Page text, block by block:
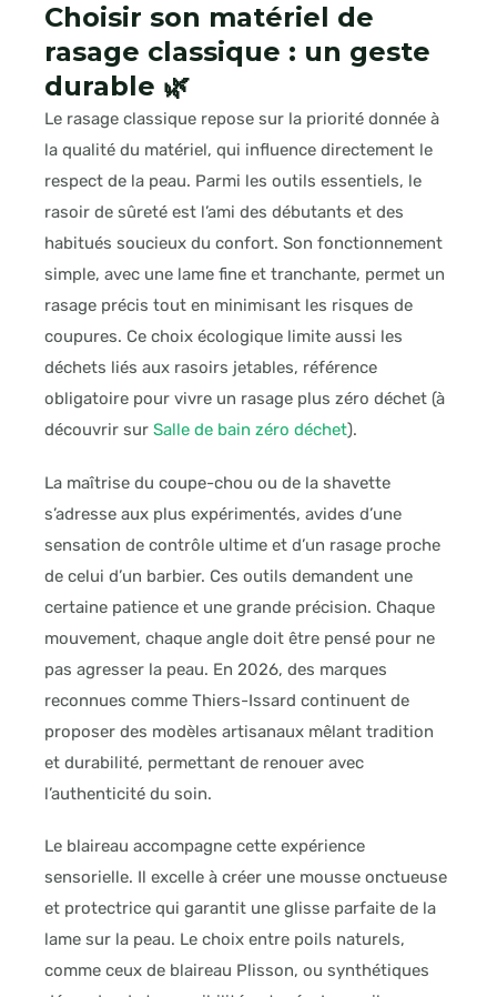
Choisir son matériel de
rasage classique : un geste
durable 🌿
Le rasage classique repose sur la priorité donnée à
la qualité du matériel, qui influence directement le
respect de la peau. Parmi les outils essentiels, le
rasoir de sûreté est l’ami des débutants et des
habitués soucieux du confort. Son fonctionnement
simple, avec une lame fine et tranchante, permet un
rasage précis tout en minimisant les risques de
coupures. Ce choix écologique limite aussi les
déchets liés aux rasoirs jetables, référence
obligatoire pour vivre un rasage plus zéro déchet (à
découvrir sur Salle de bain zéro déchet).
La maîtrise du coupe-chou ou de la shavette
s’adresse aux plus expérimentés, avides d’une
sensation de contrôle ultime et d’un rasage proche
de celui d’un barbier. Ces outils demandent une
certaine patience et une grande précision. Chaque
mouvement, chaque angle doit être pensé pour ne
pas agresser la peau. En 2026, des marques
reconnues comme Thiers-Issard continuent de
proposer des modèles artisanaux mêlant tradition
et durabilité, permettant de renouer avec
l’authenticité du soin.
Le blaireau accompagne cette expérience
sensorielle. Il excelle à créer une mousse onctueuse
et protectrice qui garantit une glisse parfaite de la
lame sur la peau. Le choix entre poils naturels,
comme ceux de blaireau Plisson, ou synthétiques